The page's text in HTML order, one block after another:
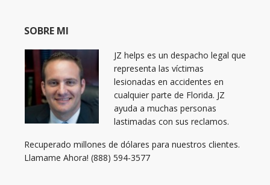
SOBRE MI
JZ helps es un despacho legal que
representa las víctimas
lesionadas en accidentes en
cualquier parte de Florida. JZ
ayuda a muchas personas
lastimadas con sus reclamos.
Recuperado millones de dólares para nuestros clientes.
Llamame Ahora! (888) 594-3577